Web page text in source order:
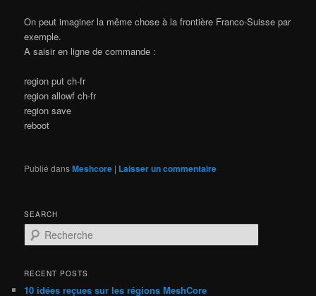
On peut imaginer la même chose à la frontière Franco-Suisse par
exemple.
A saisir en ligne de commande :
region put ch-fr
region allowf ch-fr
region save
reboot
Publié dansMeshcore | Laisser un commentaire
SEARCH
e
h
RECENT POSTS
10 idées reçues sur les régions MeshCore